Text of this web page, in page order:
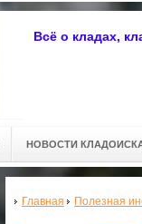
Всё о кладах,
НОВОСТИ
Главная Полезная